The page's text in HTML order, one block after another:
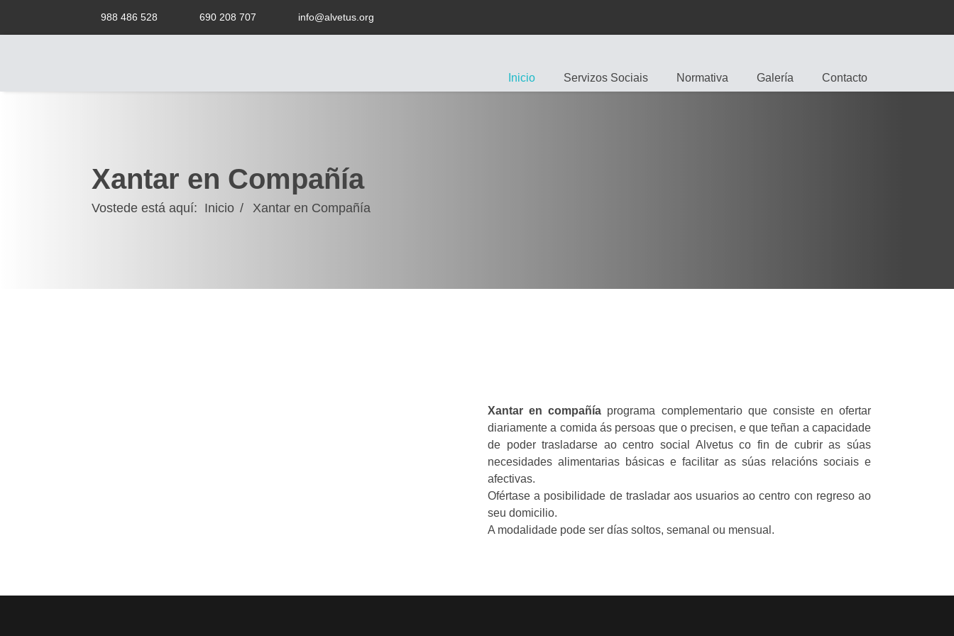
988 486 528 690 208 707 info@alvetus.org
Inicio Servizos Sociais Normativa Galería Contacto
Xantar en Compañía
Vostede está aquí:Inicio Xantar en Compañía
Xantar en compañíaprograma complementario que consiste en
ofertar diariamente a comida ás persoas que o precisen, e que teñan a
capacidade de poder trasladarse ao centro social Alvetus co fin de cubrir
as súas necesidades alimentarias básicas e facilitar as súas relacións
sociais e afectivas.
Ofértase a posibilidade de trasladar aos usuarios ao centro con regreso
ao seu domicilio.
A modalidade pode ser días soltos, semanal ou mensual.